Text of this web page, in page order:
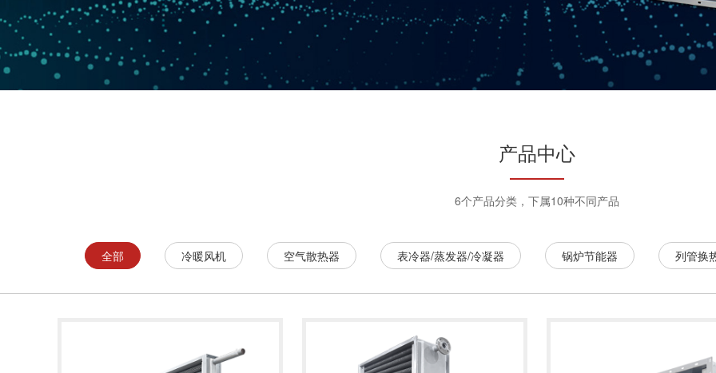
产品中心
6个产品分类，下属10种不同产品
全部 冷暖风机 空气散热器 表冷器/蒸发器/冷凝器 锅炉节能器 列管换